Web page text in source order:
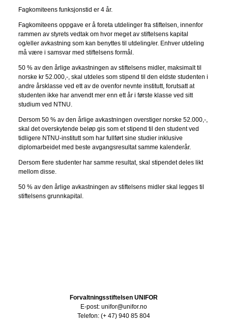
Fagkomiteens funksjonstid er 4 år.
Fagkomiteens oppgave er å foreta utdelinger fra stiftelsen, innenfor
rammen av styrets vedtak om hvor meget av stiftelsens kapital
og/eller avkastning som kan benyttes til utdeling/er. Enhver utdeling
må være i samsvar med stiftelsens formål.
50 % av den årlige avkastningen av stiftelsens midler, maksimalt til
norske kr 52.000,-, skal utdeles som stipend til den eldste studenten i
andre årsklasse ved ett av de ovenfor nevnte institutt, forutsatt at
studenten ikke har anvendt mer enn ett år i første klasse ved sitt
studium ved NTNU.
Dersom 50 % av den årlige avkastningen overstiger norske 52.000,-,
skal det overskytende beløp gis som et stipend til den student ved
tidligere NTNU-institutt som har fullført sine studier inklusive
diplomarbeidet med beste avgangsresultat samme kalenderår.
Dersom flere studenter har samme resultat, skal stipendet deles likt
mellom disse.
50 % av den årlige avkastningen av stiftelsens midler skal legges til
stiftelsens grunnkapital.
Forvaltningsstiftelsen UNIFOR
E-post: unifor@unifor.no
Telefon: (+ 47) 940 85 804